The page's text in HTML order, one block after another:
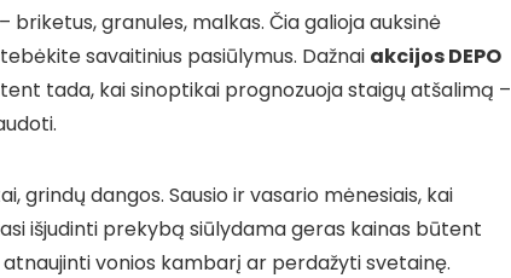
granules, malkas. Čia galioja auksinė
savaitinius pasiūlymus. Dažnai akcijos DEPO
tada, kai sinoptikai prognozuoja staigų atšalimą –
grindų dangos. Sausio ir vasario mėnesiais, kai
išjudinti prekybą siūlydama geras kainas būtent
vonios kambarį ar perdažyti svetainę.